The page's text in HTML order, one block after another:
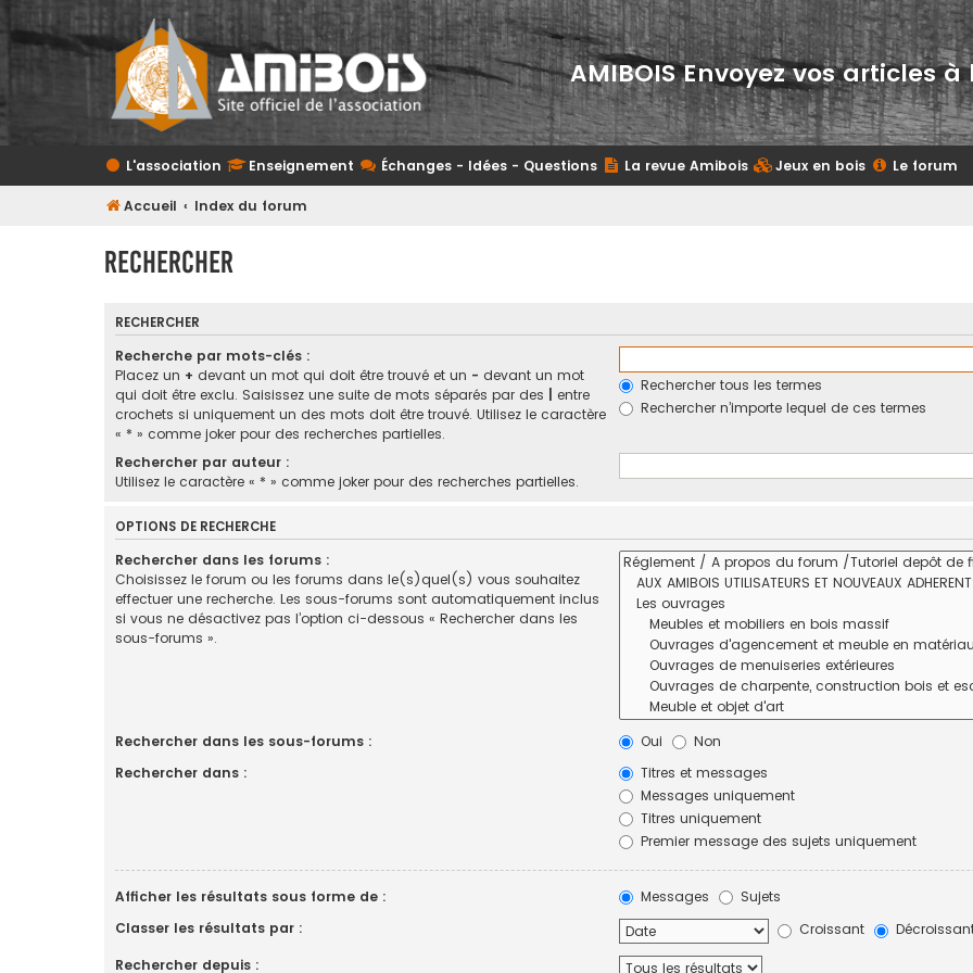
AMIBOIS Envoyez vos articles
L'association Enseignement Échanges - Idées - Questions La revue Amibois Jeux en bois Le forum
Accueil Index du forum
Rechercher
RECHERCHER
Recherche par mots-clés :
Placez un + devant un mot qui doit être trouvé et un - devant un mot
qui doit être exclu. Saisissez une suite de mots séparés par des
entre
crochets si uniquement un des mots doit être trouvé. Utilisez le caractère
« * » comme joker pour des recherches partielles.
Rechercher tous les termes
Rechercher n’importe lequel de ces termes
Rechercher par auteur :
Utilisez le caractère « * » comme joker pour des recherches partielles.
OPTIONS DE RECHERCHE
Rechercher dans les forums :
Choisissez le forum ou les forums dans le(s)quel(s) vous souhaitez
effectuer une recherche. Les sous-forums sont automatiquement inclus
si vous ne désactivez pas l’option ci-dessous « Rechercher dans les
sous-forums ».
Rechercher dans les sous-forums : Oui
Non
Rechercher dans :
Titres et messages
Messages uniquement
Titres uniquement
Premier message des sujets uniquement
Afficher les résultats sous forme de : Messages
Sujets
Classer les résultats par :
Croissant
Rechercher depuis :